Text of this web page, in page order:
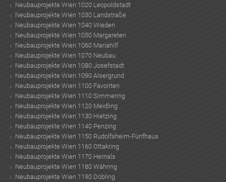
Neubauprojekte Wien 1020 Leopoldstadt
Neubauprojekte Wien 1030 Landstraße
Neubauprojekte Wien 1040 Wieden
Neubauprojekte Wien 1050 Margareten
Neubauprojekte Wien 1060 Mariahilf
Neubauprojekte Wien 1070 Neubau
Neubauprojekte Wien 1080 Josefstadt
Neubauprojekte Wien 1090 Alsergrund
Neubauprojekte Wien 1100 Favoriten
Neubauprojekte Wien 1110 Simmering
Neubauprojekte Wien 1120 Meidling
Neubauprojekte Wien 1130 Hietzing
Neubauprojekte Wien 1140 Penzing
Neubauprojekte Wien 1150 Rudolfsheim-Fünfhaus
Neubauprojekte Wien 1160 Ottakring
Neubauprojekte Wien 1170 Hernals
Neubauprojekte Wien 1180 Währing
Neubauprojekte Wien 1190 Döbling